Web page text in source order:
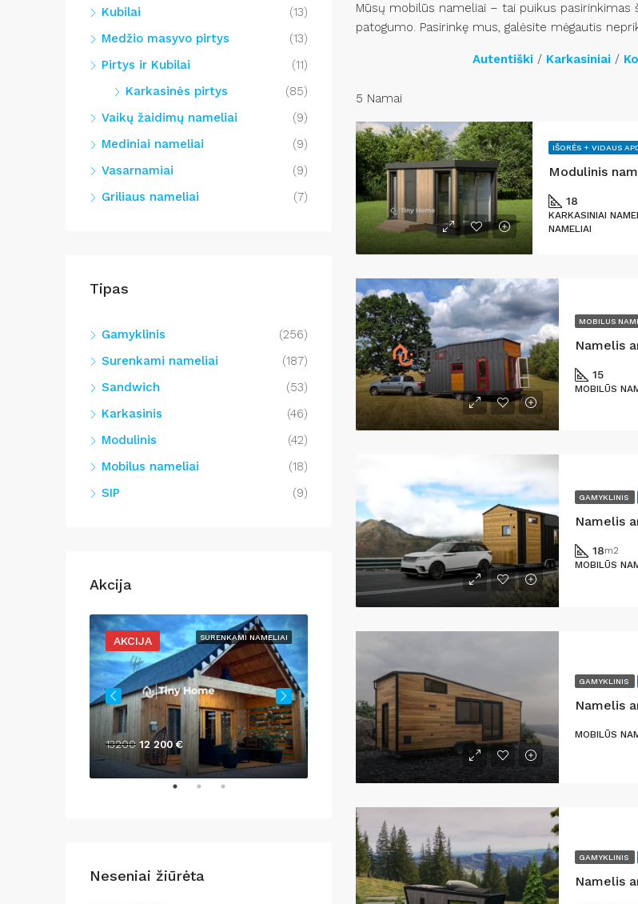
Mūsų mobilūs nameliai – tai puikus
patogumo. Pasirinkę mus, galėsite mėgautis
Autentiški / Karkasiniai /
5 Namai
IŠORĖS + VIDAUS
Modulinis
18
KARKASINIAI
NAMELIAI
MOBILUS
Namelis
15
MOBILŪS
GAMYKLINIS
Namelis
18m2
MOBILŪS
GAMYKLINIS
Namelis
MOBILŪS
GAMYKLINIS
Namelis
Kubilai
(13)
Medžio masyvo pirtys
(13)
Pirtys ir Kubilai
(11)
Karkasinės pirtys
(85)
Vaikų žaidimų nameliai
(9)
Mediniai nameliai
(9)
Vasarnamiai
(9)
Griliaus nameliai
(7)
Tipas
Gamyklinis
(256)
Surenkami nameliai
(187)
Sandwich
(53)
Karkasinis
(46)
Modulinis
(42)
Mobilus nameliai
(18)
SIP
(9)
Akcija
SURENKAMI NAMELIAI
AKCIJA
13200 12 200 € 1 249 € 6000
Neseniai žiūrėta